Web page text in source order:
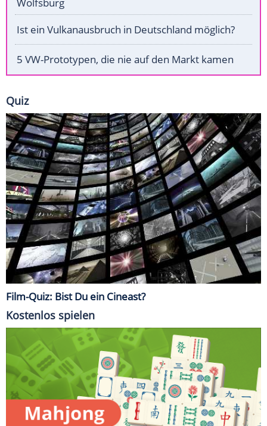
Wolfsburg
Ist ein Vulkanausbruch in Deutschland möglich?
5 VW-Prototypen, die nie auf den Markt kamen
Quiz
Film-Quiz: Bist Du ein Cineast?
Kostenlos spielen